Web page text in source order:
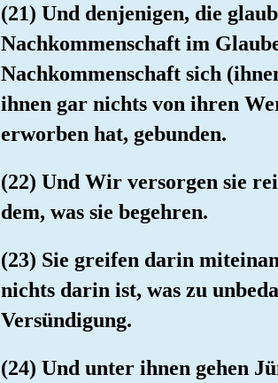
(21) Und denjenigen, die
Nachkommenschaft im
Nachkommenschaft sich
ihnen gar nichts von ihren
erworben hat, gebunden.
(22) Und Wir versorgen sie
dem, was sie begehren.
(23) Sie greifen darin
nichts darin ist, was zu
Versündigung.
(24) Und unter ihnen gehen